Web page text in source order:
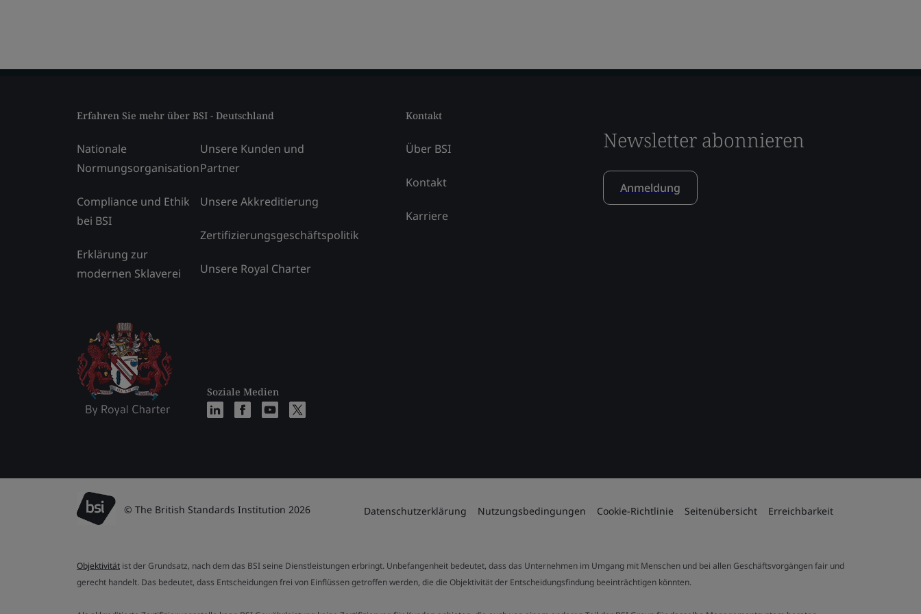
Erfahren Sie mehr über BSI - Deutschland
Nationale
Normungsorganisation
Compliance und Ethik
bei BSI
Erklärung zur
modernen Sklaverei
Unsere Kunden und
Partner
Unsere Akkreditierung
Zertifizierungsgeschäftspolitik
Unsere Royal Charter
Soziale Medien
Kontakt
Über BSI
Kontakt
Karriere
Newsletter abonnieren
Anmeldung
© The British Standards Institution 2026 Datenschutzerklärung Nutzungsbedingungen Cookie-Richtlinie Seitenübersicht Erreichbarkeit
Objektivität ist der Grundsatz, nach dem das BSI seine Dienstleistungen erbringt. Unbefangenheit bedeutet, dass das Unternehmen im Umgang mit Menschen und bei allen Geschäftsvorgängen fair und
gerecht handelt. Das bedeutet, dass Entscheidungen frei von Einflüssen getroffen werden, die die Objektivität der Entscheidungsfindung beeinträchtigen könnten.